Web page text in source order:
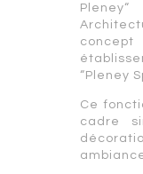
“Pleney
Ce
cadre